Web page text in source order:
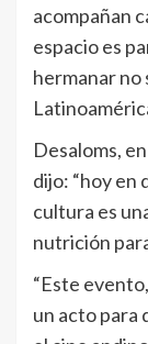
acompañan
espacio es
hermanar no
Desaloms,
dijo: “hoy en
cultura es
nutrición
“Este
un acto para